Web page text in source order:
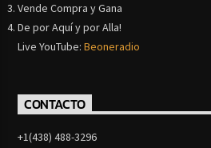
Vende Compra y Gana
De por Aquí y por Alla!
Live YouTube:Beoneradio
CONTACTO
+1(438) 488-3296